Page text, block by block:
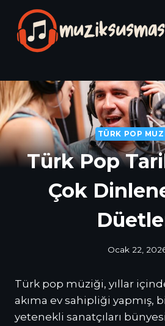
content
TÜRK POP
Türk Pop
Çok
Ocak 22,
Türk pop müziği, yıllar
akıma ev sahipliği yapmış,
yetenekli sanatçıları